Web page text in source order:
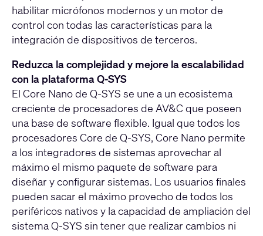
habilitar micrófonos modernos y un motor de
control con todas las características para la
integración de dispositivos de terceros.
Reduzca la complejidad y mejore la escalabilidad
con la plataforma Q-SYS
El Core Nano de Q-SYS se une a un ecosistema
creciente de procesadores de AV&C que poseen
una base de software flexible. Igual que todos los
procesadores Core de Q-SYS, Core Nano permite
a los integradores de sistemas aprovechar al
máximo el mismo paquete de software para
diseñar y configurar sistemas. Los usuarios finales
pueden sacar el máximo provecho de todos los
periféricos nativos y la capacidad de ampliación del
sistema Q-SYS sin tener que realizar cambios ni